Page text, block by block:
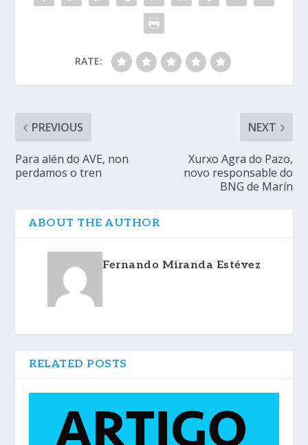
RATE:
PREVIOUS
Para alén do AVE, non
perdamos o tren
NEXT
Xurxo Agra do Pazo,
novo responsable do
BNG de Marín
ABOUT THE AUTHOR
Fernando Miranda Estévez
RELATED POSTS